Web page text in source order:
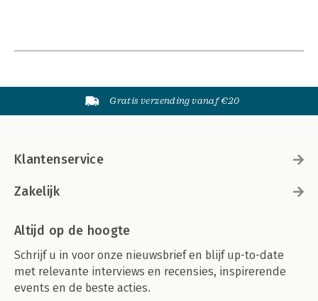
Gratis verzending vanaf €20
Klantenservice
Zakelijk
Altijd op de hoogte
Schrijf u in voor onze nieuwsbrief en blijf up-to-date
met relevante interviews en recensies, inspirerende
events en de beste acties.